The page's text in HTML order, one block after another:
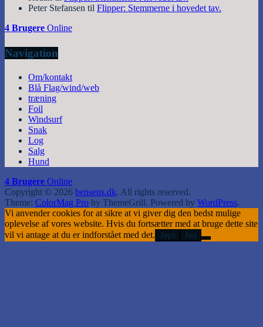
Peter Stefansen til Flipper: Stemmerne i hovedet tav.
4 Brugere Online
Navigation
Om/kontakt
Blå Flag/wind/web
træning
Foil
Windsurf
Snak
Log
Salg
Hund
4 Brugere Online
Copyright © 2026 bensens.dk. All rights reserved.
Theme: ColorMag Pro by ThemeGrill. Powered by WordPress.
Vi anvender cookies for at sikre at vi giver dig den bedst mulige
oplevelse af vores website. Hvis du fortsætter med at bruge dette site
vil vi antage at du er indforstået med det. Jeps Nej